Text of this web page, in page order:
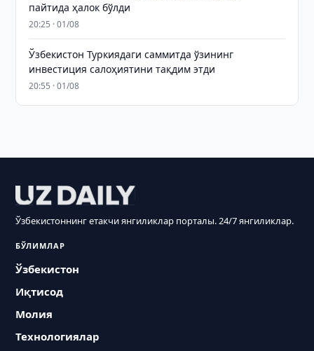
пайтида ҳалок бўлди
20:25 · 01/08
Ўзбекистон Туркиядаги саммитда ўзининг
инвестиция салоҳиятини тақдим этди
20:55 · 01/08
Ўзбекистоннинг етакчи янгиликлар порталы. 24/7 янгиликлар.
БЎЛИМЛАР
Ўзбекистон
Иқтисод
Молия
Технологиялар